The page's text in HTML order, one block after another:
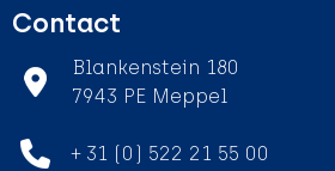
Contact
Blankenstein 180
7943 PE Meppel
+ 31 (0) 522 21 55 00